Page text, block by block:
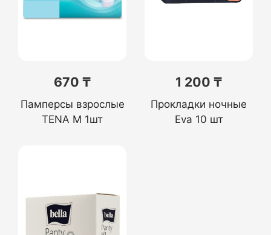
670 ₸
Памперсы взрослые
TENA M 1шт
1 200 ₸
Прокладки ночные
Eva 10 шт